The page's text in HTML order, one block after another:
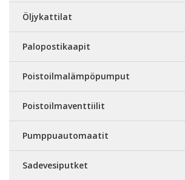
Öljykattilat
Palopostikaapit
Poistoilmalämpöpumput
Poistoilmaventtiilit
Pumppuautomaatit
Sadevesiputket